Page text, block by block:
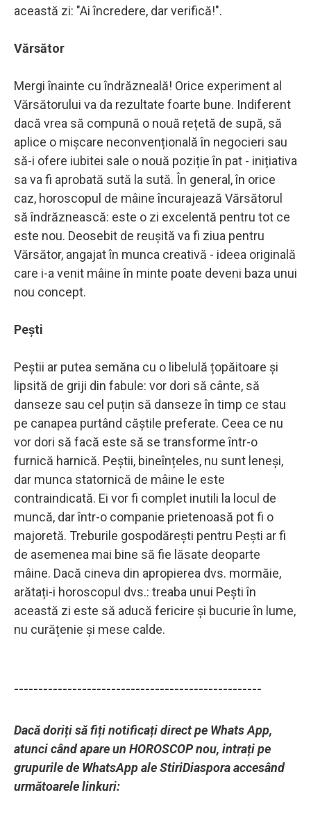
această zi: "Ai încredere, dar verifică!".
Vărsător
Mergi înainte cu îndrăzneală! Orice experiment al
Vărsătorului va da rezultate foarte bune. Indiferent
dacă vrea să compună o nouă rețetă de supă, să
aplice o mișcare neconvențională în negocieri sau
să-i ofere iubitei sale o nouă poziție în pat - inițiativa
sa va fi aprobată sută la sută. În general, în orice
caz, horoscopul de mâine încurajează Vărsătorul
să îndrăznească: este o zi excelentă pentru tot ce
este nou. Deosebit de reușită va fi ziua pentru
Vărsător, angajat în munca creativă - ideea originală
care i-a venit mâine în minte poate deveni baza unui
nou concept.
Pești
Peștii ar putea semăna cu o libelulă țopăitoare și
lipsită de griji din fabule: vor dori să cânte, să
danseze sau cel puțin să danseze în timp ce stau
pe canapea purtând căștile preferate. Ceea ce nu
vor dori să facă este să se transforme într-o
furnică harnică. Peștii, bineînțeles, nu sunt leneși,
dar munca statornică de mâine le este
contraindicată. Ei vor fi complet inutili la locul de
muncă, dar într-o companie prietenoasă pot fi o
majoretă. Treburile gospodărești pentru Pești ar fi
de asemenea mai bine să fie lăsate deoparte
mâine. Dacă cineva din apropierea dvs. mormăie,
arătați-i horoscopul dvs.: treaba unui Pești în
această zi este să aducă fericire și bucurie în lume,
nu curățenie și mese calde.
---------------------------------------------------
Dacă doriți să fiți notificați direct pe Whats App,
atunci când apare un HOROSCOP nou, intrați pe
grupurile de WhatsApp ale StiriDiaspora accesând
următoarele linkuri: